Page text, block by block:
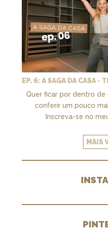
Quer ficar por dentro de
conferir um pouco
Inscreva-se no
MAIS